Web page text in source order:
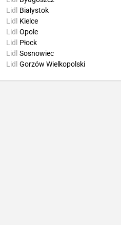
Lidl
Białystok
Lidl
Kielce
Lidl Opole
Lidl
Płock
Lidl Sosnowiec
Lidl Gorzów Wielkopolski